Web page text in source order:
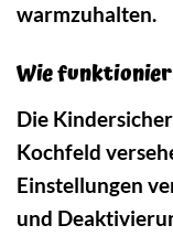
warmzuhalten.
Wie
Die
Kochfeld
Einstellungen
und